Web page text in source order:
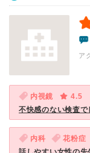
ア
内視鏡
4.5
不快感のない検査で
内科 花粉症